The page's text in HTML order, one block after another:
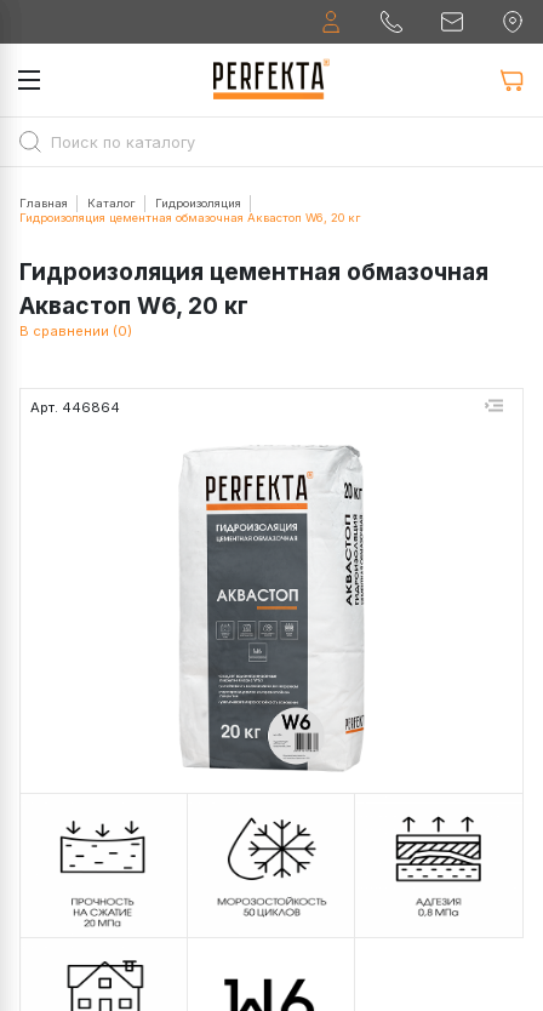
Главная Каталог
Гидроизоляция
Гидроизоляция цементная обмазочная Аквастоп W6, 20 кг
Гидроизоляция цементная обмазочная
Аквастоп W6, 20 кг
В сравнении (0)
Арт. 446864